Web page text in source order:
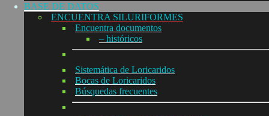
BASE DE DATOS
ENCUENTRA SILURIFORMES
Encuentra documentos
– históricos
Sistemática de Loricaridos
Bocas de Loricaridos
Búsquedas frecuentes